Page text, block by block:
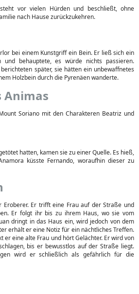
vor vielen Hürden und beschließt, ohne
nach Hause zurückzukehren.
bei einem Kunstgriff ein Bein. Er ließ sich ein
und behauptete, es würde nichts passieren.
später, sie hätten ein unbewaffnetes
Holzbein durch die Pyrenäen wanderte.
Animas
Soriano mit den Charakteren Beatriz und
hatten, kamen sie zu einer Quelle. Es hieß,
küsste Fernando, woraufhin dieser zu
Eroberer. Er trifft eine Frau auf der Straße und
Er folgt ihr bis zu ihrem Haus, wo sie vom
dringt in das Haus ein, wird jedoch von dem
erhält er eine Notiz für ein nächtliches Treffen.
er eine alte Frau und hört Gelächter. Er wird von
bis er bewusstlos auf der Straße liegt.
wird er schließlich als gefährlich für die